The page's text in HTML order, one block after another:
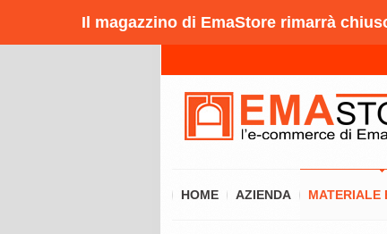
Il magazzino di EmaStore rimarrà
HOME AZIENDA MATERIALE